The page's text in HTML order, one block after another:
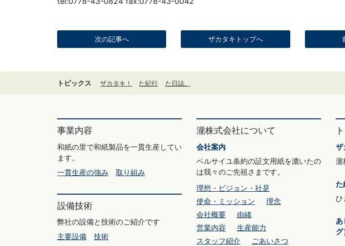
次の記事へ ザカタキトップへ
トピックス ザカタキ！ た紀行 た日誌。
事業内容
和紙の里で和紙製品を一貫生産してい
ます。
一貫生産の強み
取り組み
設備技術
弊社の設備と技術のご紹介です
主要設備
技術
瀧株式会社について
会社案内
ベルサイユ条約の証文用紙を漉いたの
は我々のご先祖さまです。
理想・ビジョン・社是
使命・ミッション
理念
会社概要
由緒
営業内容
生産能力
スタッフ紹介
ごあいさつ
ザ
瀧
た
ひ
あ
グ